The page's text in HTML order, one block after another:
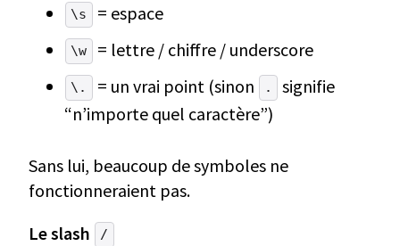
\s = espace
\w = lettre / chiffre / underscore
\. = un vrai point (sinon .
signifie
“n’importe quel caractère”)
Sans lui, beaucoup de symboles ne
fonctionneraient pas.
Le slash
/